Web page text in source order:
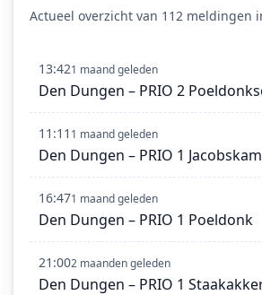
Actueel overzicht van 112 meldingen
13:421 maand geleden
Den Dungen – PRIO 2
11:11 1 maand geleden
Den Dungen – PRIO 1
16:471 maand geleden
Den Dungen – PRIO 1 Poeldonk
21:002 maanden geleden
Den Dungen – PRIO 1